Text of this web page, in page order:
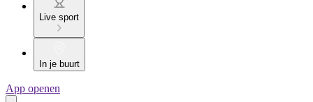
Live sport
In je buurt
App openen